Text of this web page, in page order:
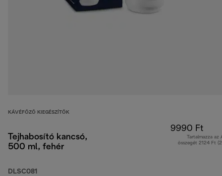
KÁVÉFŐZŐ KIEGÉSZÍTŐK
Tejhabosító kancsó,
500 ml, fehér
DLSC081
9990 Ft
Tartalmazza az
összegét 2124 Ft